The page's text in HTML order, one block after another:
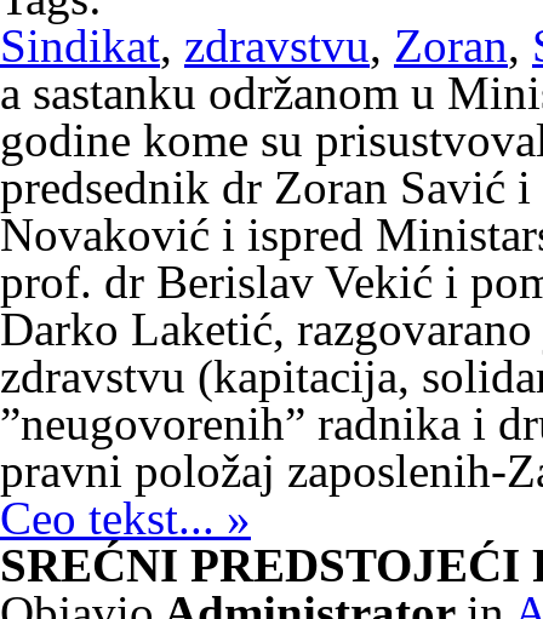
Sindikat, zdravstvu, Zoran,
a sastanku održanom u
godine kome su
predsednik dr Zoran Savić
Novaković i ispred
prof. dr Berislav Vekić i
Darko Laketić,
zdravstvu (kapitacija,
”neugovorenih” radnika i
pravni položaj zaposlenih-
Ceo tekst... »
SREĆNI